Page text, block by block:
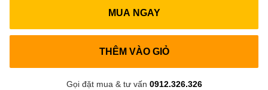
MUA NGAY
THÊM VÀO GIỎ
Gọi đặt mua & tư vấn 0912.326.326